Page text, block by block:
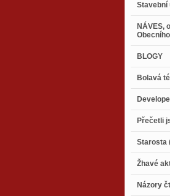
Stavební
NÁVES,
BLOGY
Bolavá
Přečetli
Starosta
Žhavé
Názory